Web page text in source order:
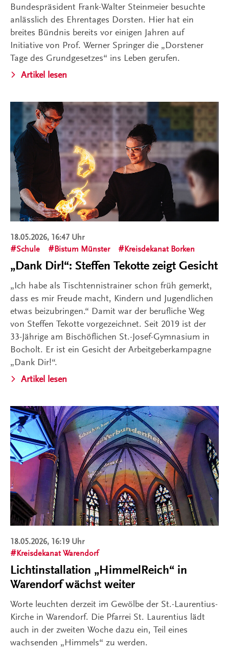
Bundespräsident Frank-Walter Steinmeier besuchte
anlässlich des Ehrentages Dorsten. Hier hat ein
breites Bündnis bereits vor einigen Jahren auf
Initiative von Prof. Werner Springer die „Dorstener
Tage des Grundgesetzes“ ins Leben gerufen.
Artikel lesen
18.05.2026, 16:47 Uhr
Schule
Bistum Münster Kreisdekanat Borken
„Dank Dir!“: Steffen Tekotte zeigt Gesicht
„Ich habe als Tischtennistrainer schon früh gemerkt,
dass es mir Freude macht, Kindern und Jugendlichen
etwas beizubringen.“ Damit war der berufliche Weg
von Steffen Tekotte vorgezeichnet. Seit 2019 ist der
33-Jährige am Bischöflichen St.-Josef-Gymnasium in
Bocholt. Er ist ein Gesicht der Arbeitgeberkampagne
„Dank Dir!“.
Artikel lesen
18.05.2026, 16:19 Uhr
Kreisdekanat Warendorf
Lichtinstallation „HimmelReich“ in
Warendorf wächst weiter
Worte leuchten derzeit im Gewölbe der St.-Laurentius-
Kirche in Warendorf. Die Pfarrei St. Laurentius lädt
auch in der zweiten Woche dazu ein, Teil eines
wachsenden „Himmels“ zu werden.